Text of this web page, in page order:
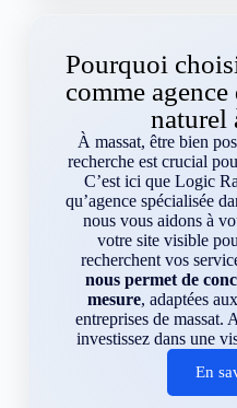
Pourquoi
comme
naturel
À massat, être bien
recherche est crucial
C’est ici que Logic
qu’agence spécialisée
nous vous aidons à
votre site visible
recherchent vos
nous permet de
mesure, adaptées
entreprises de
investissez dans une
En